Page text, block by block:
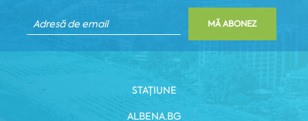
MĂ ABONEZ
STAȚIUNE
ALBENA.BG